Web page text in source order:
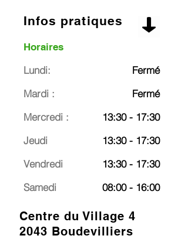
Infos pratiques
Horaires
Lundi:
Mardi :
Mercredi :
Jeudi
Vendredi
Samedi
Fermé
Fermé
13:30 - 17:30
13:30 - 17:30
13:30 - 17:30
08:00 - 16:00
Centre du Village 4
2043 Boudevilliers